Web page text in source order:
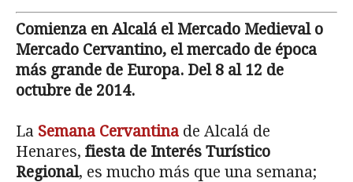
Comienza en Alcalá el Mercado Medieval o
Mercado Cervantino, el mercado de época
más grande de Europa. Del 8 al 12 de
octubre de 2014.
La Semana Cervantina de Alcalá de
Henares, fiesta de Interés Turístico
Regional, es mucho más que una semana;